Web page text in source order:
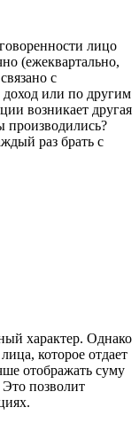
лицо
(ежеквартально,
с
или по другим
возникает другая
производились?
раз брать с
характер. Однако
которое отдает
отображать суму
Это позволит